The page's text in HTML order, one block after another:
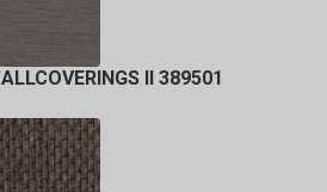
II 389501